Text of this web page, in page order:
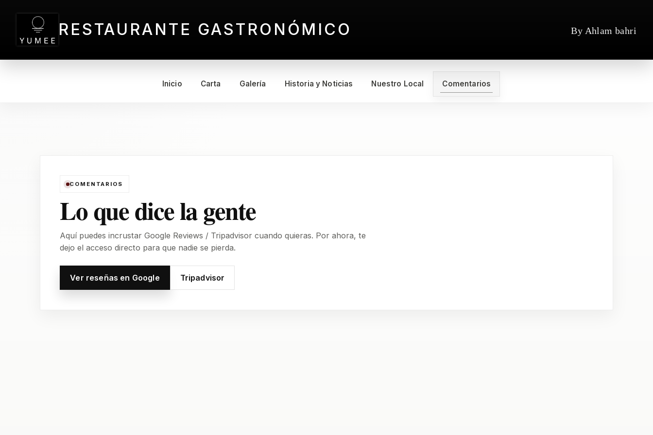
RESTAURANTE GASTRONÓMICO By Ahlam bahri
Inicio Carta Galería Historia y Noticias Nuestro Local Comentarios
COMENTARIOS
Lo que dice la gente
Aquí puedes incrustar Google Reviews / Tripadvisor cuando quieras. Por ahora, te
dejo el acceso directo para que nadie se pierda.
Ver reseñas en Google Tripadvisor